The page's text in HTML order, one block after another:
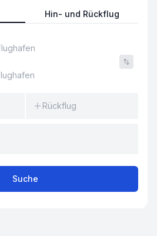
Hin- und Rückflug
Rückflug
Suche